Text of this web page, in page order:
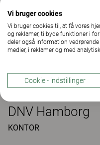
DNV Hamborg
KONTOR
Vi bruger cookies
Vi bruger cookies til, at få vores
og reklamer, tilbyde funktioner i
deler også information
medier, i reklamer og med
Cookie - indstillinger